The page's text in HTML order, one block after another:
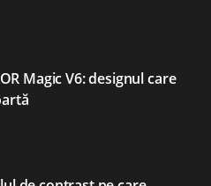
Magic V6: designul care